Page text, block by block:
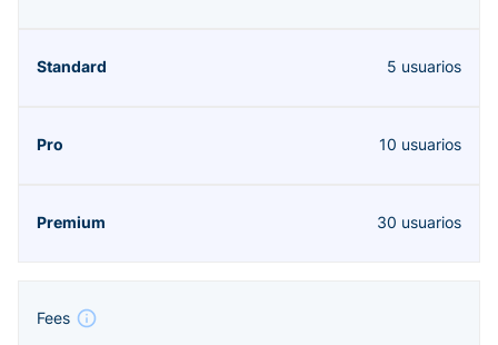
5 usuarios
10 usuarios
30 usuarios
Fees